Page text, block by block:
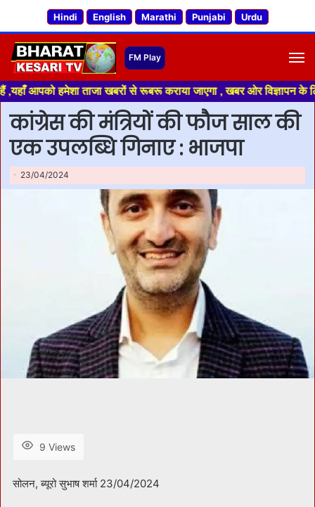
Hindi English Marathi Punjabi Urdu
हमेशा ताजा खबरों से रूबरू कराया जाएगा , खबर ओर विज्ञापन के लिए
कांग्रेस की मंत्रियों की फौज साल की
एक उपलब्धि गिनाए : भाजपा
23/04/2024
9 Views
सोलन, ब्यूरो सुभाष शर्मा 23/04/2024